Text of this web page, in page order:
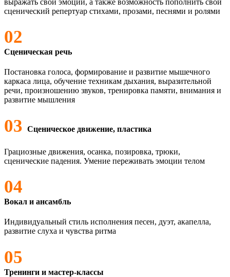
сценический репертуар стихами, прозами, песнями и ролями
02
Сценическая речь
Постановка голоса, формирование и развитие мышечного
каркаса лица, обучение техникам дыхания, выразительной
речи, произношению звуков, тренировка памяти, внимания и
развитие мышления
03 Сценическое движение, пластика
Грациозные движения, осанка, позировка, трюки,
сценические падения. Умение переживать эмоции телом
04
Вокал и ансамбль
Индивидуальный стиль исполнения песен, дуэт, акапелла,
развитие слуха и чувства ритма
05
Тренинги и мастер-классы